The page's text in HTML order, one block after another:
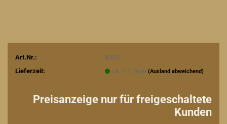
Art.Nr.:
8000
Lieferzeit:
ca. 1-3 Tage (Ausland abweichend)
Preisanzeige nur für freigeschaltete
Kunden